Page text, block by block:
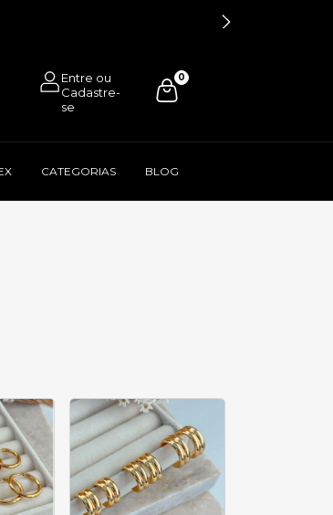
0
CATEGORIAS BLOG